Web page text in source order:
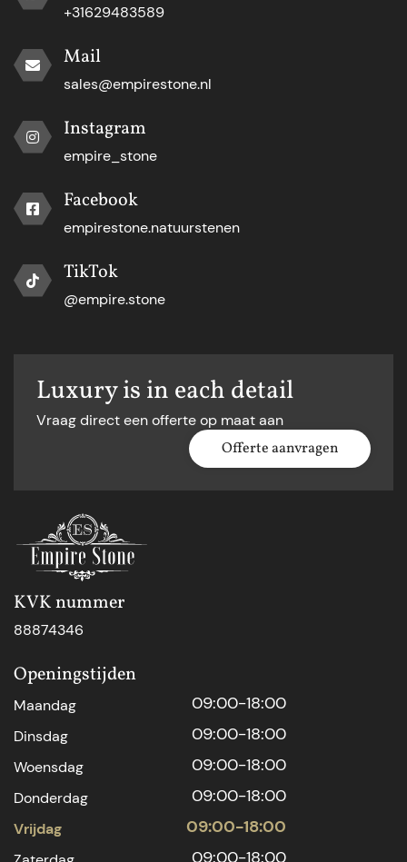
+31629483589
Mail
sales@empirestone.nl
Instagram
empire_stone
Facebook
empirestone.natuurstenen
TikTok
@empire.stone
Luxury is in each detail
Vraag direct een offerte op maat aan
Offerte aanvragen
KVK nummer
88874346
Openingstijden
Maandag 09:00-18:00
Dinsdag 09:00-18:00
Woensdag 09:00-18:00
Donderdag 09:00-18:00
Vrijdag 09:00-18:00
09:00-18:00